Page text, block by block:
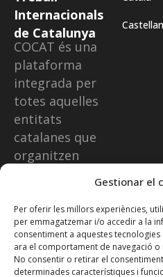
Gestionar el
Per oferir les millors experiències,
per emmagatzemar i/o accedir a la
consentiment a aquestes
ara el comportament de navegació
No consentir o retirar el
determinades característiques i
Internacionals
de Catalunya
COCAT és una
plataforma
integrada per
totes aquelles
entitats
catalanes que
organitzen
internacionals.
© Coordinadora d’Organitzadors